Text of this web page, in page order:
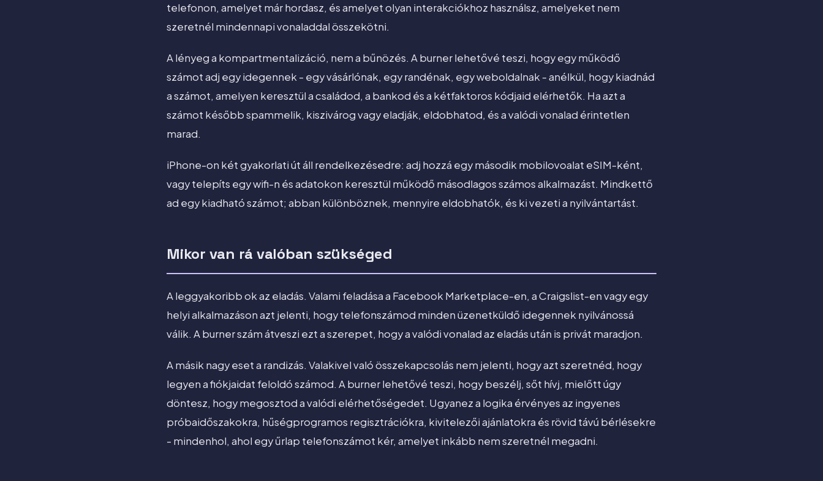
telefonon, amelyet már hordasz, és amelyet olyan interakciókhoz használsz, amelyeket nem
szeretnél mindennapi vonaladdal összekötni.
A lényeg a kompartmentalizáció, nem a bűnözés. A burner lehetővé teszi, hogy egy működő
számot adj egy idegennek - egy vásárlónak, egy randénak, egy weboldalnak - anélkül, hogy kiadnád
a számot, amelyen keresztül a családod, a bankod és a kétfaktoros kódjaid elérhetők. Ha azt a
számot később spammelik, kiszivárog vagy eladják, eldobhatod, és a valódi vonalad érintetlen
marad.
iPhone-on két gyakorlati út áll rendelkezésedre: adj hozzá egy második mobilovoalat eSIM-ként,
vagy telepíts egy wifi-n és adatokon keresztül működő másodlagos számos alkalmazást. Mindkettő
ad egy kiadható számot; abban különböznek, mennyire eldobhatók, és ki vezeti a nyilvántartást.
Mikor van rá valóban szükséged
A leggyakoribb ok az eladás. Valami feladása a Facebook Marketplace-en, a Craigslist-en vagy egy
helyi alkalmazáson azt jelenti, hogy telefonszámod minden üzenetküldő idegennek nyilvánossá
válik. A burner szám átveszi ezt a szerepet, hogy a valódi vonalad az eladás után is privát maradjon.
A másik nagy eset a randizás. Valakivel való összekapcsolás nem jelenti, hogy azt szeretnéd, hogy
legyen a fiókjaidat feloldó számod. A burner lehetővé teszi, hogy beszélj, sőt hívj, mielőtt úgy
döntesz, hogy megosztod a valódi elérhetőségedet. Ugyanez a logika érvényes az ingyenes
próbaidőszakokra, hűségprogramos regisztrációkra, kivitelezői ajánlatokra és rövid távú bérlésekre
- mindenhol, ahol egy űrlap telefonszámot kér, amelyet inkább nem szeretnél megadni.